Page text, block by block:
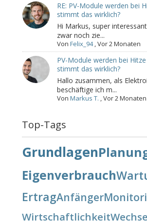
RE: PV-Module werden bei
stimmt das wirklich?
Hi Markus, super
zwar noch zie...
VonFelix_94,Vor 2 Monaten
PV-Module werden bei
stimmt das wirklich?
Hallo zusammen, als
beschäftige ich m...
VonMarkus T. ,Vor 2 Monaten
Top-Tags
Grundlagen
Eigenverbrauch
ErtragAnfänger
Wirtschaftlichkeit